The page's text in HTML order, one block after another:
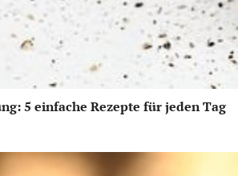
5 einfache Rezepte für jeden Tag